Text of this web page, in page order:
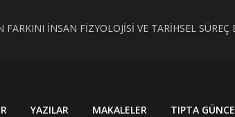
İNSAN FİZYOLOJİSİ VE TARİHSEL
YAZILAR MAKALELER TIPTA